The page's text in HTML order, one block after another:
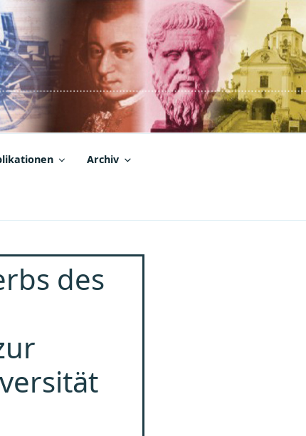
Archiv
des